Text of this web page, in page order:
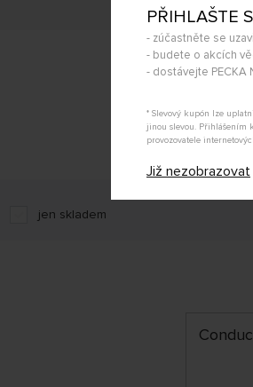
PŘIHLAŠTE
- zúčastněte se
- budete o akcích
- dostávejte PECKA
* Slevový kupón lze
jinou slevou. Přihlášením
provozovatele
Již nezobrazovat
jen skladem